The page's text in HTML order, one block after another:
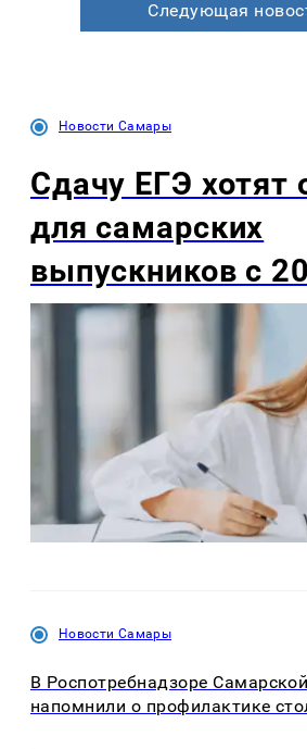
Следующая
Новости Самары
Сдачу ЕГЭ хотят
для самарских
выпускников с
Новости Самары
В Роспотребнадзоре
напомнили о профилактике